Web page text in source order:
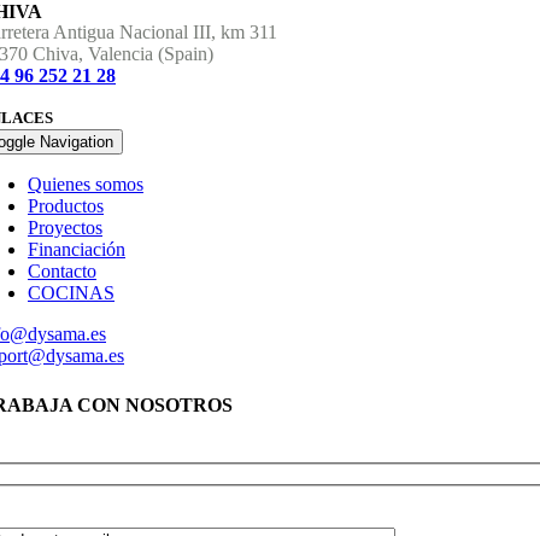
Antigua Nacional III, km 311
Chiva, Valencia (Spain)
96 252 21 28
Navigation
Quienes somos
Productos
Proyectos
Financiación
Contacto
COCINAS
CON NOSOTROS